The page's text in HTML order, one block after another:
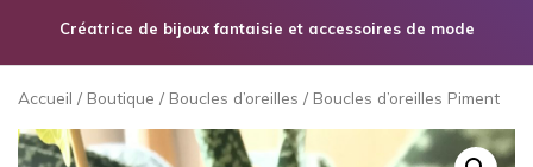
Créatrice de bijoux fantaisie et accessoires de mode
Accueil / Boutique / Boucles d’oreilles / Boucles d’oreilles Piment